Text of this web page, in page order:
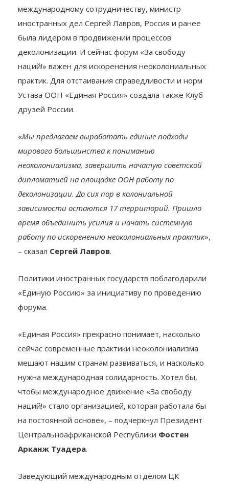
международному сотрудничеству, министр
иностранных дел Сергей Лавров, Россия и ранее
была лидером в продвижении процессов
деколонизации. И сейчас форум «За свободу
наций!» важен для искоренения неоколониальных
практик. Для отстаивания справедливости и норм
Устава ООН «Единая Россия» создала также Клуб
друзей России.
«Мы предлагаем выработать единые подходы
мирового большинства к пониманию
неоколониализма, завершить начатую советской
дипломатией на площадке ООН работу по
деколонизации. До сих пор в колониальной
зависимости остаются 17 территорий. Пришло
время объединить усилия и начать системную
работу по искоренению неоколониальных практик»,
– сказал Сергей Лавров.
Политики иностранных государств поблагодарили
«Единую Россию» за инициативу по проведению
форума.
«Единая Россия» прекрасно понимает, насколько
сейчас современные практики неоколониализма
мешают нашим странам развиваться, и насколько
нужна международная солидарность. Хотел бы,
чтобы международное движение «За свободу
наций!» стало организацией, которая работала бы
на постоянной основе», – подчеркнул Президент
Центральноафриканской Республики Фостен
Арканж Туадера.
Заведующий международным отделом ЦК